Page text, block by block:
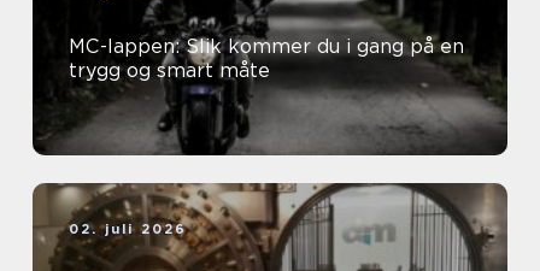
MC-lappen: Slik kommer du i gang på en
trygg og smart måte
02. juli 2026